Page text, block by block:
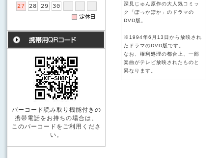
27
28 29 30
バーコード読み取り機能付きの
携帯電話をお持ちの場合は、
このバーコードをご利用くださ
い。
深見じゅん原作の大人気コミッ
ク「ぽっかぽか」のドラマの
DVD版。
※1994年6月13日から放映され
たドラマのDVD版です。
なお、権利処理の都合上、一部
楽曲がテレビ放映されたものと
異なります。